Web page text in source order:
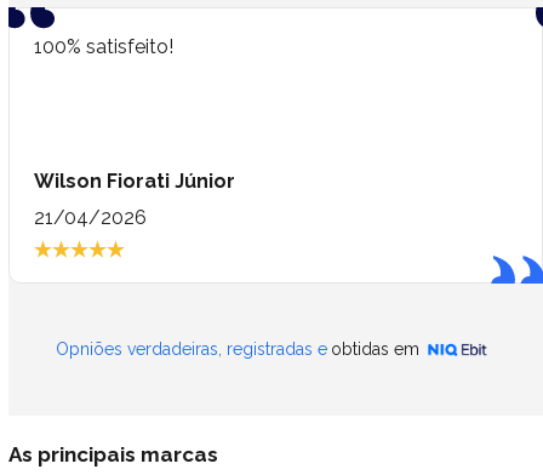
100% satisfeito!
Wilson Fiorati Júnior
21/04/2026
Opniões verdadeiras, registradas e obtidas em
As principais marcas